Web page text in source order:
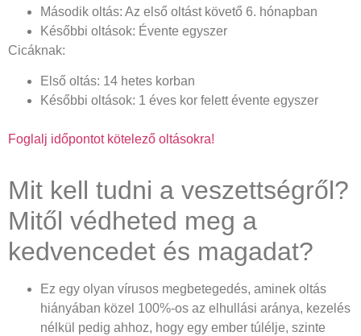
Második oltás: Az első oltást követő 6. hónapban
Későbbi oltások: Évente egyszer
Cicáknak:
Első oltás: 14 hetes korban
Későbbi oltások: 1 éves kor felett évente egyszer
Foglalj időpontot kötelező oltásokra!
Mit kell tudni a veszettségről?
Mitől védheted meg a
kedvencedet és magadat?
Ez egy olyan vírusos megbetegedés, aminek oltás
hiányában közel 100%-os az elhullási aránya, kezelés
nélkül pedig ahhoz, hogy egy ember túlélje, szinte